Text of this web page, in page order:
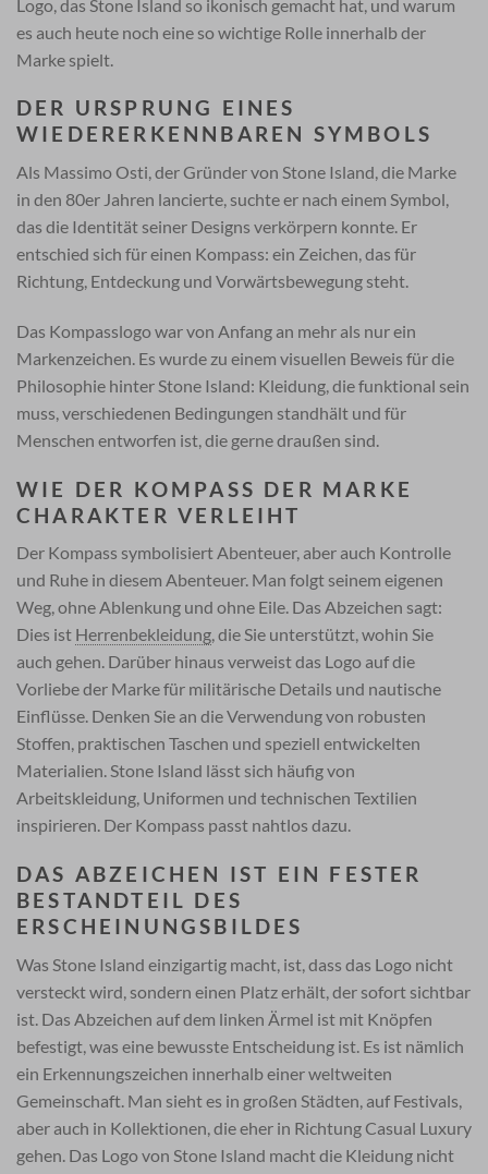
Logo, das Stone Island so ikonisch gemacht hat, und warum
es auch heute noch eine so wichtige Rolle innerhalb der
Marke spielt.
DER URSPRUNG EINES
WIEDERERKENNBAREN SYMBOLS
Als Massimo Osti, der Gründer von Stone Island, die Marke
in den 80er Jahren lancierte, suchte er nach einem Symbol,
das die Identität seiner Designs verkörpern konnte. Er
entschied sich für einen Kompass: ein Zeichen, das für
Richtung, Entdeckung und Vorwärtsbewegung steht.
Das Kompasslogo war von Anfang an mehr als nur ein
Markenzeichen. Es wurde zu einem visuellen Beweis für die
Philosophie hinter Stone Island: Kleidung, die funktional sein
muss, verschiedenen Bedingungen standhält und für
Menschen entworfen ist, die gerne draußen sind.
WIE DER KOMPASS DER MARKE
CHARAKTER VERLEIHT
Der Kompass symbolisiert Abenteuer, aber auch Kontrolle
und Ruhe in diesem Abenteuer. Man folgt seinem eigenen
Weg, ohne Ablenkung und ohne Eile. Das Abzeichen sagt:
Dies ist Herrenbekleidung, die Sie unterstützt, wohin Sie
auch gehen. Darüber hinaus verweist das Logo auf die
Vorliebe der Marke für militärische Details und nautische
Einflüsse. Denken Sie an die Verwendung von robusten
Stoffen, praktischen Taschen und speziell entwickelten
Materialien. Stone Island lässt sich häufig von
Arbeitskleidung, Uniformen und technischen Textilien
inspirieren. Der Kompass passt nahtlos dazu.
DAS ABZEICHEN IST EIN FESTER
BESTANDTEIL DES
ERSCHEINUNGSBILDES
Was Stone Island einzigartig macht, ist, dass das Logo nicht
versteckt wird, sondern einen Platz erhält, der sofort sichtbar
ist. Das Abzeichen auf dem linken Ärmel ist mit Knöpfen
befestigt, was eine bewusste Entscheidung ist. Es ist nämlich
ein Erkennungszeichen innerhalb einer weltweiten
Gemeinschaft. Man sieht es in großen Städten, auf Festivals,
aber auch in Kollektionen, die eher in Richtung Casual Luxury
gehen. Das Logo von Stone Island macht die Kleidung nicht